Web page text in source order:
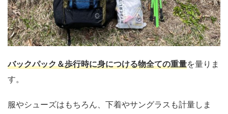
バックパック＆歩行時に身につける物全ての重量を量りま
す。
服やシューズはもちろん、下着やサングラスも計量しま